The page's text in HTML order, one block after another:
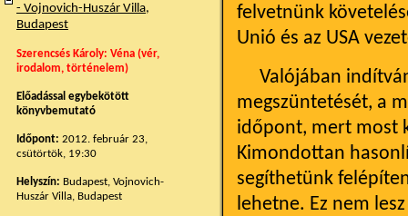
- Vojnovich-Huszár Villa,
Budapest
Szerencsés Károly: Véna (vér,
irodalom, történelem)
Előadással egybekötött
könyvbemutató
Időpont: 2012. február 23,
csütörtök, 19:30
Helyszín: Budapest, Vojnovich-
Huszár Villa, Budapest
felvetnünk
Unió és az USA
Valójában
megszüntetését, a
időpont, mert most
Kimondottan
segíthetünk
lehetne. Ez nem